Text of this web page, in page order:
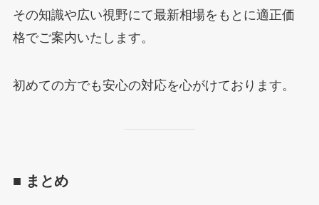
その知識や広い視野にて最新相場をもとに適正価
格でご案内いたします。
初めての方でも安心の対応を心がけております。
■ まとめ